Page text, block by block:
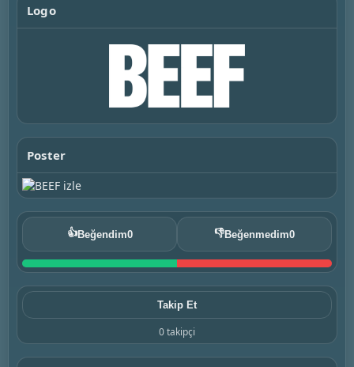
Logo
Poster
👍Beğendim0 👎Beğenmedim0
Takip Et
0 takipçi